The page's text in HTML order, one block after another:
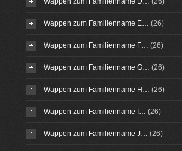
Wappen zum Familienname E… (26)
Wappen zum Familienname F… (26)
Wappen zum Familienname G… (26)
Wappen zum Familienname H… (26)
Wappen zum Familienname I… (26)
Wappen zum Familienname J… (26)